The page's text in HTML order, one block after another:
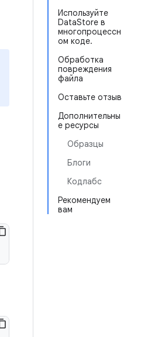
Используйте
DataStore в
многопроцессн
ом коде.
Обработка
повреждения
файла
Оставьте отзыв
Дополнительны
е ресурсы
Образцы
Блоги
Кодлабс
Рекомендуем
вам